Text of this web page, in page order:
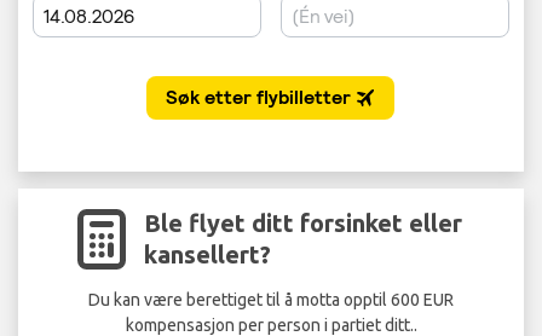
Ble flyet ditt forsinket eller
kansellert?
Du kan være berettiget til å motta opptil 600 EUR
kompensasjon per person i partiet ditt..